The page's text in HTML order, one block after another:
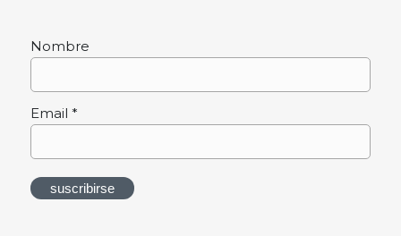
Nombre
Email *